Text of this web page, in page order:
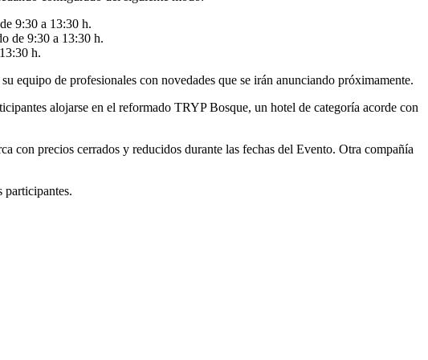
9:30 a 13:30 h.
de 9:30 a 13:30 h.
h.
equipo de profesionales con novedades que se irán anunciando próximamente.
alojarse en el reformado TRYP Bosque, un hotel de categoría acorde con
con precios cerrados y reducidos durante las fechas del Evento. Otra compañía
participantes.